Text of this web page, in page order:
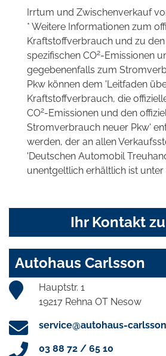
Irrtum und Zwischenverkauf
* Weitere Informationen zum
Kraftstoffverbrauch und zu
spezifischen CO2-Emissionen
gegebenenfalls zum
Pkw können dem 'Leitfaden
Kraftstoffverbrauch, die
CO2-Emissionen und den
Stromverbrauch neuer Pkw'
werden, der an allen
'Deutschen Automobil
unentgeltlich erhältlich ist unter
Ihr Kontakt
Autohaus Carlsson
Hauptstr. 1
19217 Rehna OT Nesow
service@autohaus-
03 88 72 / 65 10